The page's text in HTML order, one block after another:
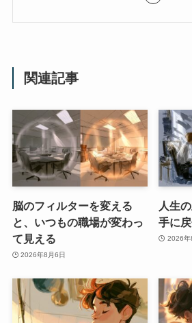
関連記事
脳のフィルターを変える
と、いつもの職場が変わっ
て見える
2026年8月6日
人生
手に
2026年